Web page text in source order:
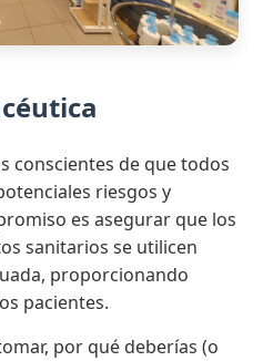
conscientes de que todos
riesgos y
es asegurar que los
sanitarios se utilicen
proporcionando
pacientes.
por qué deberías (o